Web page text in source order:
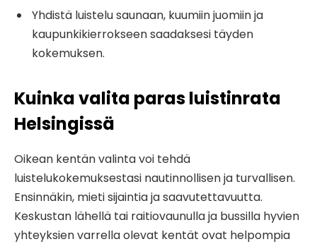
Yhdistä luistelu saunaan, kuumiin juomiin ja
kaupunkikierrokseen saadaksesi täyden
kokemuksen.
Kuinka valita paras luistinrata
Helsingissä
Oikean kentän valinta voi tehdä
luistelukokemuksestasi nautinnollisen ja turvallisen.
Ensinnäkin, mieti sijaintia ja saavutettavuutta.
Keskustan lähellä tai raitiovaunulla ja bussilla hyvien
yhteyksien varrella olevat kentät ovat helpompia